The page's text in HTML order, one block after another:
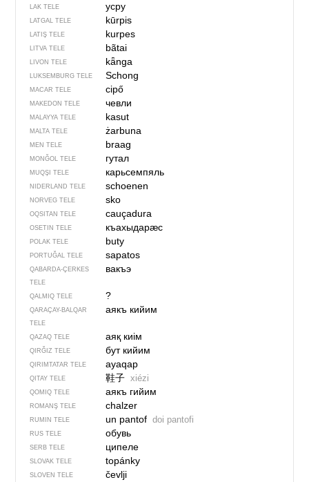
LAK TELE усру
LATGAL TELE kūrpis
LATIŞ TELE kurpes
LITVA TELE bãtai
LIVON TELE kǟnga
LUKSEMBURG TELE Schong
MACAR TELE cipő
MAKEDON TELE чевли
MALAYYA TELE kasut
MALTA TELE żarbuna
MEN TELE braag
MONĞOL TELE гутал
MUQŞI TELE карьсемпяль
NIDERLAND TELE schoenen
NORVEG TELE sko
OQSITAN TELE cauçadura
OSETIN TELE къахыдарӕс
POLAK TELE buty
PORTUĞAL TELE sapatos
QABARDA-ÇERKES
TELE
вакъэ
QALMIQ TELE ?
QARAÇAY-BALQAR
TELE
аякъ кийим
QAZAQ TELE аяқ киім
QIRĞIZ TELE бут кийим
QIRIMTATAR TELE ayaqap
QITAY TELE 鞋子 xiézi
QOMIQ TELE аякъ гийим
ROMANŞ TELE chalzer
RUMIN TELE un pantof doi pantofi
RUS TELE обувь
SERB TELE ципеле
SLOVAK TELE topánky
SLOVEN TELE čevlji